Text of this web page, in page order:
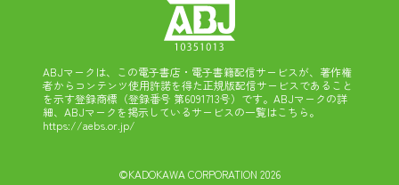
ABJマークは、この電子書店・電子書籍配信サービスが、著作権
者からコンテンツ使用許諾を得た正規版配信サービスであること
を示す登録商標（登録番号 第6091713号）です。ABJマークの詳
細、ABJマークを掲示しているサービスの一覧はこちら。
https://aebs.or.jp/
©KADOKAWA CORPORATION 2026